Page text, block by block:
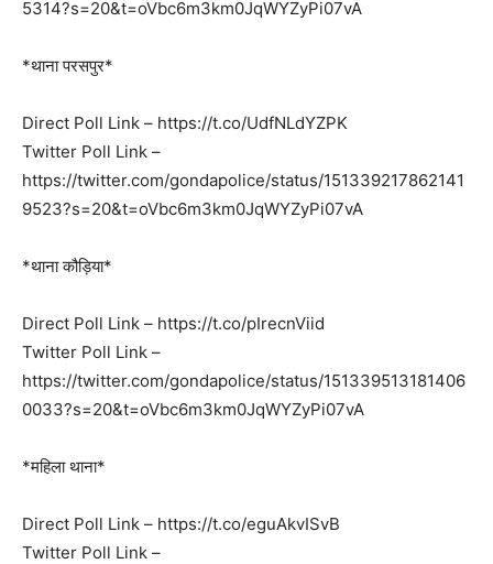
5314?s=20&t=oVbc6m3km0JqWYZyPi07vA
*थाना परसपुर*
Direct Poll Link – https://t.co/UdfNLdYZPK
Twitter Poll Link –
https://twitter.com/gondapolice/status/151339217862141
9523?s=20&t=oVbc6m3km0JqWYZyPi07vA
*थाना कौड़िया*
Direct Poll Link – https://t.co/pIrecnViid
Twitter Poll Link –
https://twitter.com/gondapolice/status/151339513181406
0033?s=20&t=oVbc6m3km0JqWYZyPi07vA
*महिला थाना*
Direct Poll Link – https://t.co/eguAkvISvB
Twitter Poll Link –